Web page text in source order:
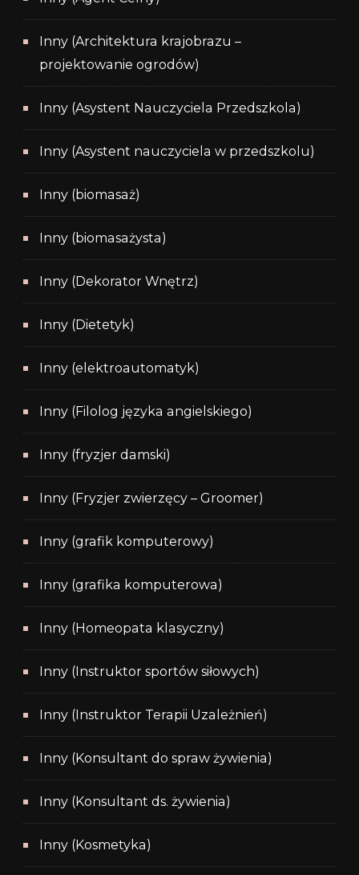
Inny (Architektura krajobrazu –
projektowanie ogrodów)
Inny (Asystent Nauczyciela Przedszkola)
Inny (Asystent nauczyciela w przedszkolu)
Inny (biomasaż)
Inny (biomasażysta)
Inny (Dekorator Wnętrz)
Inny (Dietetyk)
Inny (elektroautomatyk)
Inny (Filolog języka angielskiego)
Inny (fryzjer damski)
Inny (Fryzjer zwierzęcy – Groomer)
Inny (grafik komputerowy)
Inny (grafika komputerowa)
Inny (Homeopata klasyczny)
Inny (Instruktor sportów siłowych)
Inny (Instruktor Terapii Uzależnień)
Inny (Konsultant do spraw żywienia)
Inny (Konsultant ds. żywienia)
Inny (Kosmetyka)